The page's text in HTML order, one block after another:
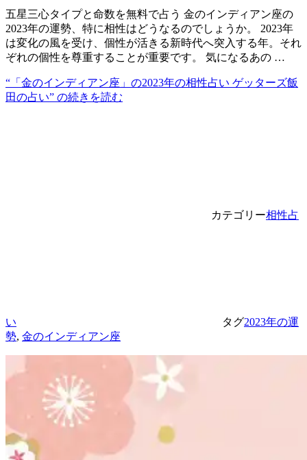
五星三心タイプと命数を無料で占う 金のインディアン座の
2023年の運勢、特に相性はどうなるのでしょうか。 2023年
は変化の風を受け、個性が活きる新時代へ突入する年。それ
ぞれの個性を尊重することが重要です。 気になるあの …
“「金のインディアン座」の2023年の相性占い ゲッターズ飯
田の占い” の続きを読む
カテゴリー相性占
い タグ2023年の運
勢, 金のインディアン座